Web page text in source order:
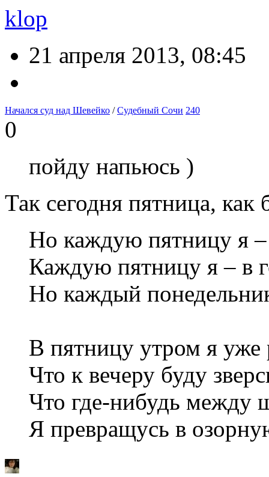
klop
21 апреля 2013, 08:45
Начался суд над Шевейко /Судебный Сочи 240
0
пойду напьюсь )
Так сегодня пятница,
Но каждую пятницу я –
Каждую пятницу я – в
Но каждый
В пятницу утром я уже
Что к вечеру буду
Что где-нибудь между
Я превращусь в